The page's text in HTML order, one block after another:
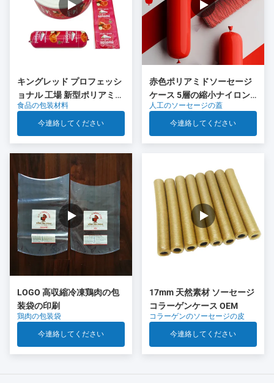
キングレッド プロフェッシ
ョナル 工場 新型ポリアミド
ソーセージ キャッシング 食
品グレードのプラスチック
OEM
食品の包装材料
今連絡してください
赤色ポリアミドソーセージ
ケース 5層の縮小ナイロン
ケース Co 排出 肉ソーセー
ジパッケージ
人工のソーセージの蓋
今連絡してください
LOGO 高収縮冷凍鶏肉の包
装袋の印刷
鶏肉の包装袋
今連絡してください
17mm 天然素材 ソーセージ
コラーゲンケース OEM
コラーゲンのソーセージの皮
今連絡してください